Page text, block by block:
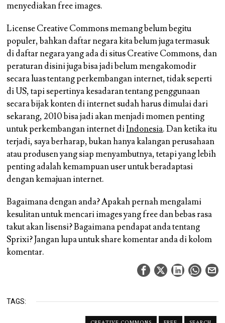
menyediakan free images.
License Creative Commons memang belum begitu
populer, bahkan daftar negara kita belum juga termasuk
di daftar negara yang ada di situs Creative Commons, dan
peraturan disini juga bisa jadi belum mengakomodir
secara luas tentang perkembangan internet, tidak seperti
di US, tapi sepertinya kesadaran tentang penggunaan
secara bijak konten di internet sudah harus dimulai dari
sekarang, 2010 bisa jadi akan menjadi momen penting
untuk perkembangan internet diIndonesia. Dan ketika itu
terjadi, saya berharap, bukan hanya kalangan perusahaan
atau produsen yang siap menyambutnya, tetapi yang lebih
penting adalah kemampuan user untuk beradaptasi
dengan kemajuan internet.
Bagaimana dengan anda? Apakah pernah mengalami
kesulitan untuk mencari images yang free dan bebas rasa
takut akan lisensi? Bagaimana pendapat anda tentang
Sprixi? Jangan lupa untuk share komentar anda di kolom
komentar.
TAGS: